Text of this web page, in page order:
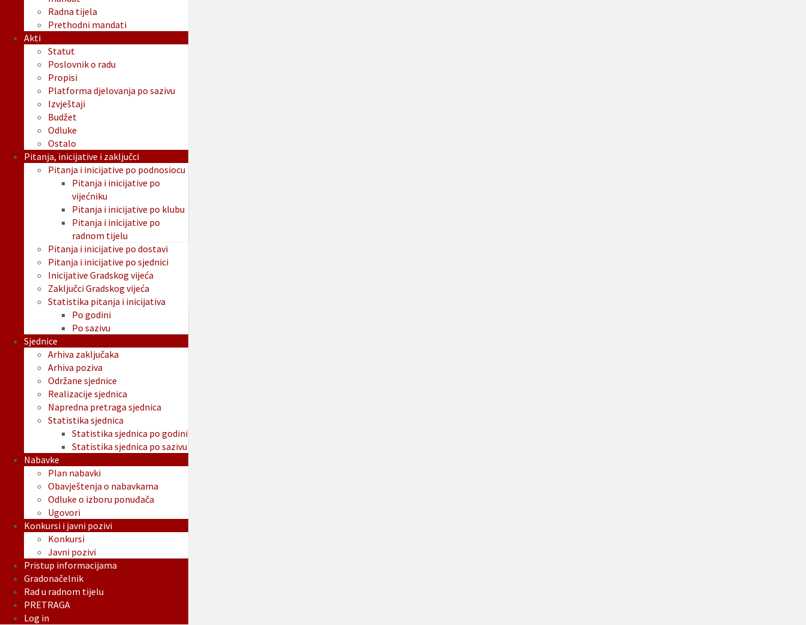
Radna tijela
Prethodni mandati
Akti
Statut
Poslovnik o radu
Propisi
Platforma djelovanja po sazivu
Izvještaji
Budžet
Odluke
Ostalo
Pitanja, inicijative i zaključci
Pitanja i inicijative po podnosiocu
Pitanja i inicijative po
vijećniku
Pitanja i inicijative po klubu
Pitanja i inicijative po
radnom tijelu
Pitanja i inicijative po dostavi
Pitanja i inicijative po sjednici
Inicijative Gradskog vijeća
Zaključci Gradskog vijeća
Statistika pitanja i inicijativa
Po godini
Po sazivu
Sjednice
Arhiva zaključaka
Arhiva poziva
Održane sjednice
Realizacije sjednica
Napredna pretraga sjednica
Statistika sjednica
Statistika sjednica po godini
Statistika sjednica po sazivu
Nabavke
Plan nabavki
Obavještenja o nabavkama
Odluke o izboru ponuđača
Ugovori
Konkursi i javni pozivi
Konkursi
Javni pozivi
Pristup informacijama
Gradonačelnik
Rad u radnom tijelu
PRETRAGA
Log in